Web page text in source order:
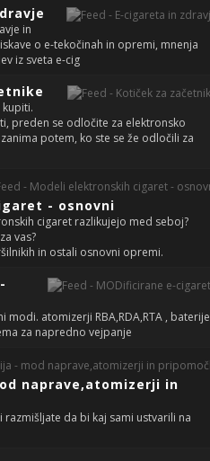
in
o e-tekočinah in opremi, mnenja
iz sveta e-cig
kupiti.
preden se odločite za elektronsko
potem, ko ste se že odločili za
- osnovni
cigaret razlikujejo med seboj?
vas?
in ostali osnovni opremi.
modi. atomizerji RBA,RDA,RTA , baterije
za napredno vejpanje
naprave,atomizerji in
razmišljate da bi kaj sami ustvarili na